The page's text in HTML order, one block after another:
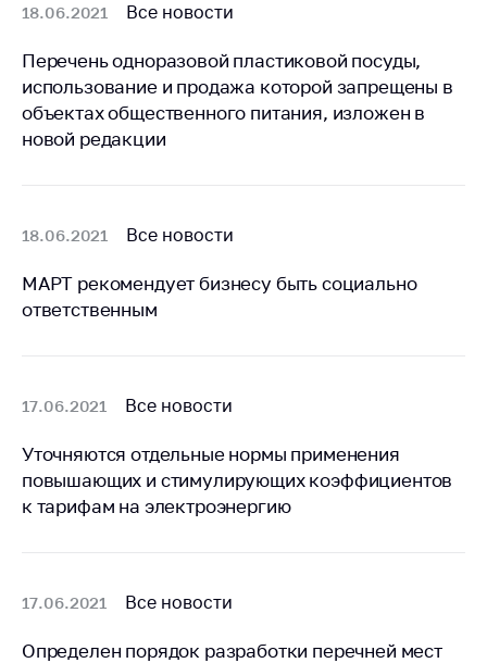
рекламной
деятельности
Международное
сотрудничество
Выставочная
деятельность в
Защита
данных
Новости
граждан и юр. лиц
Прямaя телефоннaя
18.06.2021 Все новости
Перечень одноразовой пластиковой посуды,
использование и продажа которой запрещены в
объектах общественного питания, изложен в
новой редакции
18.06.2021 Все новости
МАРТ рекомендует бизнесу быть социально
ответственным
17.06.2021 Все новости
Уточняются отдельные нормы применения
повышающих и стимулирующих коэффициентов
к тарифам на электроэнергию
17.06.2021 Все новости
Определен порядок разработки перечней мест